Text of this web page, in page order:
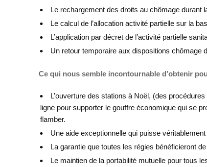
Le rechargement des droits au chômage durant
Le calcul de l’allocation activité partielle sur la
L’application par décret de l’activité partielle
Un retour temporaire aux dispositions chômage
Ce qui nous semble incontournable d’obtenir
L’ouverture des stations à Noël, (des
ligne pour supporter le gouffre économique qui se
flamber.
Une aide exceptionnelle qui puisse
La garantie que toutes les régies bénéficieront
Le maintien de la portabilité mutuelle pour tous